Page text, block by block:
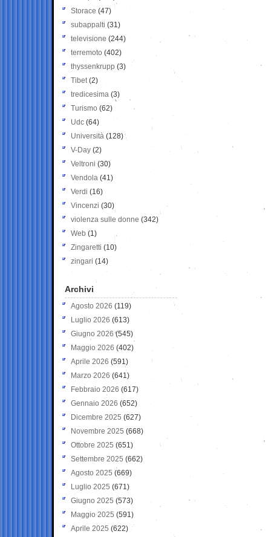
Storace (47)
subappalti (31)
televisione(244)
terremoto (402)
thyssenkrupp (3)
Tibet(2)
tredicesima (3)
Turismo (62)
Udc (64)
Università (128)
V-Day (2)
Veltroni (30)
Vendola (41)
Verdi (16)
Vincenzi (30)
violenza sulle donne (342)
Web (1)
Zingaretti (10)
zingari (14)
Archivi
Agosto 2026 (119)
Luglio 2026 (613)
Giugno 2026 (545)
Maggio 2026 (402)
Aprile 2026 (591)
Marzo 2026 (641)
Febbraio 2026 (617)
Gennaio 2026 (652)
Dicembre 2025 (627)
Novembre 2025 (668)
Ottobre 2025 (651)
Settembre 2025 (662)
Agosto 2025 (669)
Luglio 2025 (671)
Giugno 2025 (573)
Maggio 2025 (591)
Aprile 2025 (622)